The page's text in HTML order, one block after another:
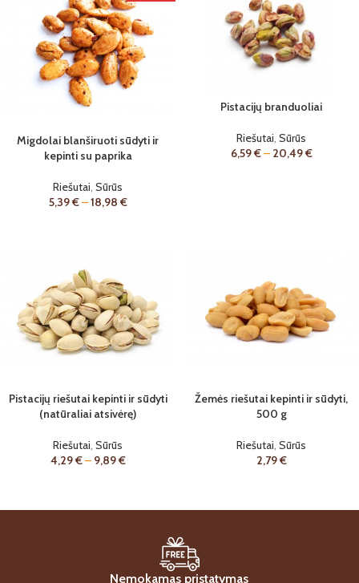
Migdolai blanširuoti sūdyti ir
kepinti su paprika
Riešutai Sūrūs
5,39€–18,98 €
Pistacijų branduoliai
Riešutai Sūrūs
6,59€– 20,49€
Pistacijų riešutai kepinti ir sūdyti
(natūraliai atsivėrę)
Riešutai, Sūrūs
4,29€– 9,89€
Žemės riešutai kepinti ir sūdyti,
500 g
Riešutai, Sūrūs
2,79€
Nemokamas pristatymas